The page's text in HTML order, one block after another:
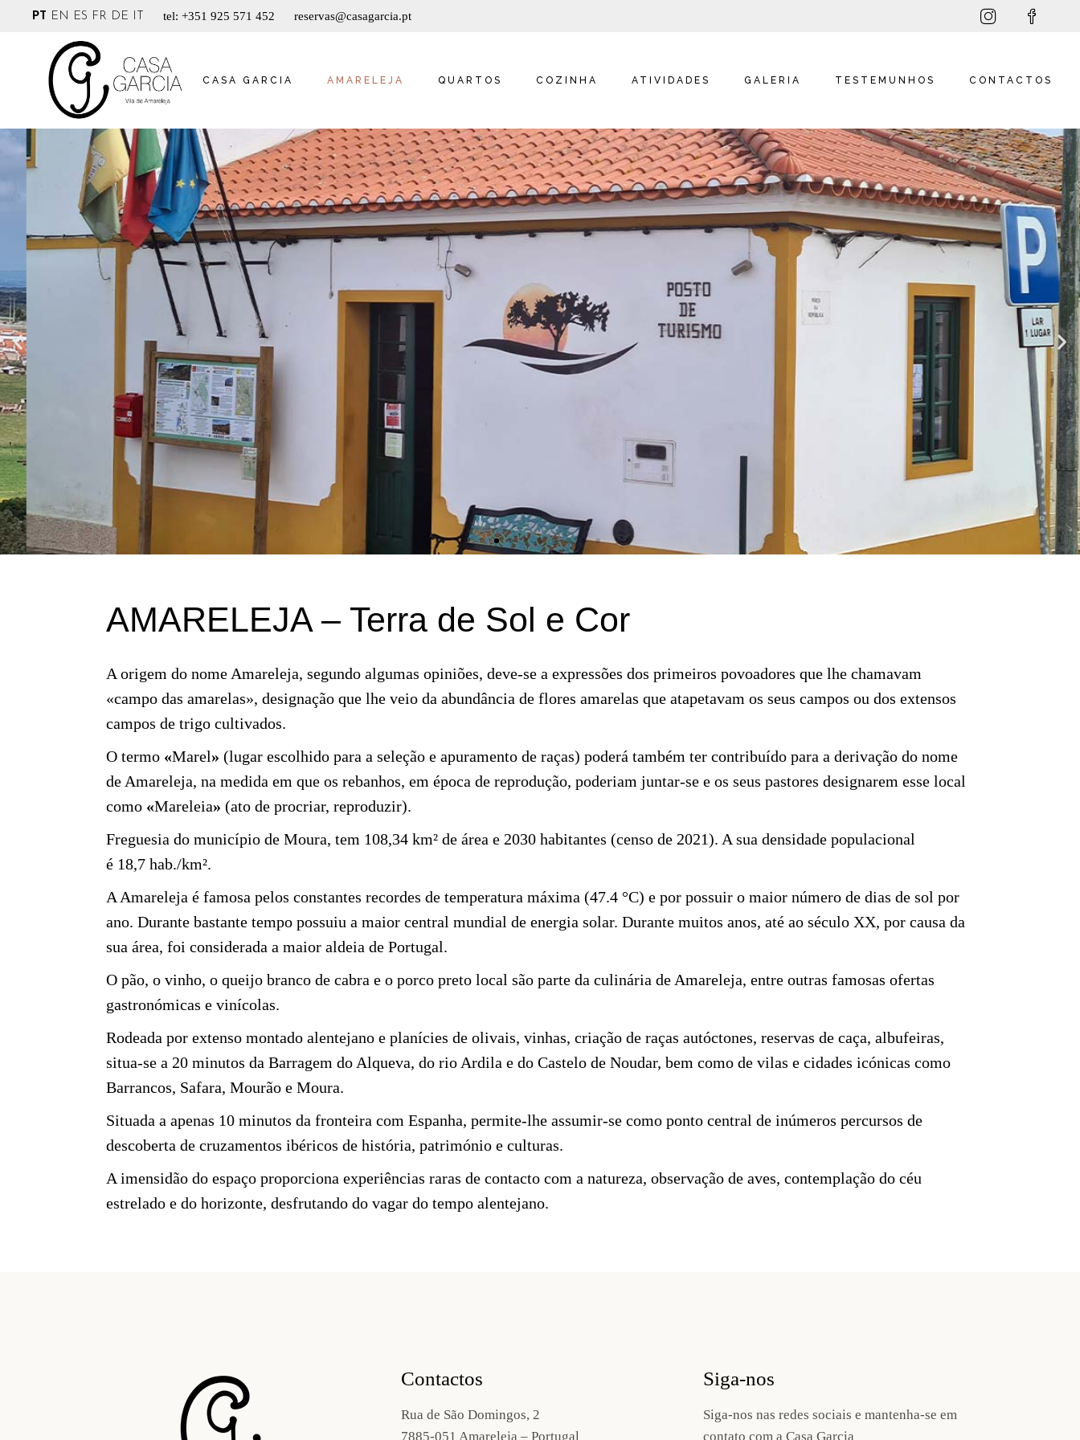
PT EN ES FR DE tel: +351 925 571 452 reservas@casagarcia.pt
CASA GARCIA AMARELEJA QUARTOS
SUITE AVÓ MARIA
SUITE AVÔ JOSÉ
JERÓNIMO
SUITE TIO DOMINGOS
SUITE PADRINHO
EUGÉNIO
QUARTO SANTA
TERESINHA
QUARTO JOAQUIM
COZINHA ATIVIDADES GALERIA TESTEMUNHOS CONTACTOS
JERÓNIMO
EUGÉNIO
QUARTO SANTA
TERESINHA
QUARTO JOAQUIM
AMARELEJA – Terra de Sol e Cor
A origem do nome Amareleja, segundo algumas opiniões, deve-se a expressões dos primeiros povoadores que lhe chamavam
«campo das amarelas», designação que lhe veio da abundância de flores amarelas que atapetavam os seus campos ou dos extensos
campos de trigo cultivados.
O termo «Marel» (lugar escolhido para a seleção e apuramento de raças) poderá também ter contribuído para a derivação do nome
de Amareleja, na medida em que os rebanhos, em época de reprodução, poderiam juntar-se e os seus pastores designarem esse local
como «Mareleia» (ato de procriar, reproduzir).
Freguesia do município de Moura, tem 108,34 km² de área e 2030 habitantes (censo de 2021). A sua densidade populacional
é 18,7 hab./km².
A Amareleja é famosa pelos constantes recordes de temperatura máxima (47.4 °C) e por possuir o maior número de dias de sol por
ano. Durante bastante tempo possuiu a maior central mundial de energia solar. Durante muitos anos, até ao século XX, por causa da
sua área, foi considerada a maior aldeia de Portugal.
O pão, o vinho, o queijo branco de cabra e o porco preto local são parte da culinária de Amareleja, entre outras famosas ofertas
gastronómicas e vinícolas.
Rodeada por extenso montado alentejano e planícies de olivais, vinhas, criação de raças autóctones, reservas de caça, albufeiras,
situa-se a 20 minutos da Barragem do Alqueva, do rio Ardila e do Castelo de Noudar, bem como de vilas e cidades icónicas como
Barrancos, Safara, Mourão e Moura.
Situada a apenas 10 minutos da fronteira com Espanha, permite-lhe assumir-se como ponto central de inúmeros percursos de
descoberta de cruzamentos ibéricos de história, património e culturas.
A imensidão do espaço proporciona experiências raras de contacto com a natureza, observação de aves, contemplação do céu
estrelado e do horizonte, desfrutando do vagar do tempo alentejano.
Contactos
Rua de São Domingos, 2
7885-051 Amareleja – Portugal
Siga-nos
Siga-nos nas redes sociais e mantenha-se em
contato com a Casa Garcia